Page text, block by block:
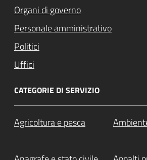
Organi di governo
Personale amministrativo
Politici
Uffici
CATEGORIE DI SERVIZIO
Agricoltura e pesca